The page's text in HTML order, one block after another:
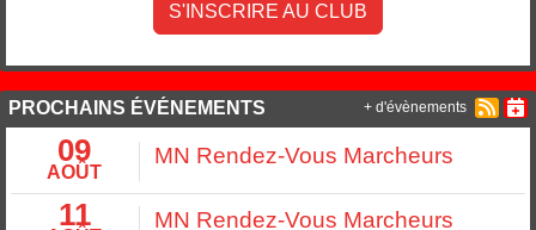
S'INSCRIRE AU CLUB
PROCHAINS ÉVÉNEMENTS
09
AOÛT
MN Rendez-Vous Marcheurs
11 MN Rendez-Vous Marcheurs
+ d'évènements